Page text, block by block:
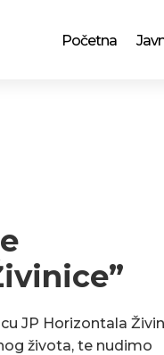
Početna
JP Horizontala
života, te nudimo